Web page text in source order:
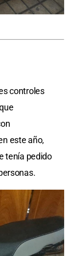
controles
este año,
tenía pedido